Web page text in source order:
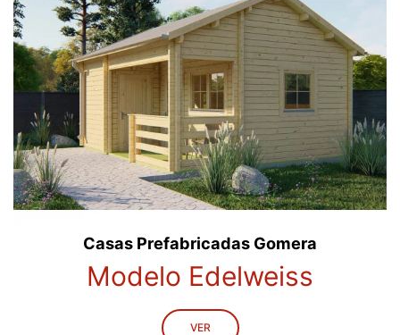
Casas Prefabricadas Gomera
Modelo Edelweiss
VER